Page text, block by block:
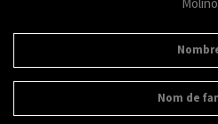
Molino